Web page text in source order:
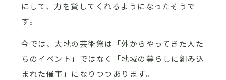
にして、力を貸してくれるようになったそうで
す。
今では、大地の芸術祭は「外からやってきた人た
ちのイベント」ではなく「地域の暮らしに組み込
まれた催事」になりつつあります。